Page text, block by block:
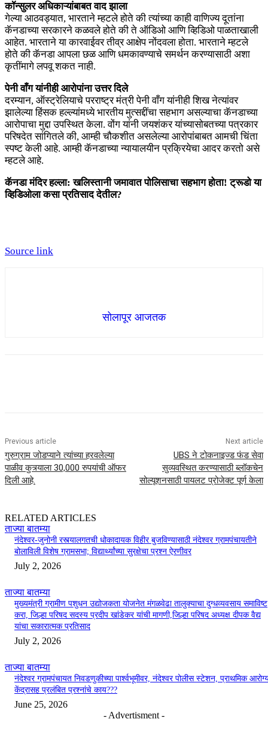
कॉन्सुलर अधिकाऱ्यांबाबत वाद झाला
गेल्या आठवड्यात, भारताने म्हटले होते की त्यांच्या काही वाणिज्य दूतांना
कॅनडाच्या सरकारने कळवले होते की ते ऑडिओ आणि व्हिडिओ पाळताखाली
आहेत. भारताने या कारवाईवर तीव्र आक्षेप नोंदवला होता. भारताने म्हटले
होते की कॅनडा आपला छळ आणि धमकावण्याचे समर्थन करण्यासाठी अशा
कृतींमागे लपवू शकत नाही.
पेनी वाँग यांनीही आरोपांना उत्तर दिले
दरम्यान, ऑस्ट्रेलियाचे परराष्ट्र मंत्री पेनी वाँग यांनीही शिख नेत्यांवर
झालेल्या हिंसक हल्ल्यांमध्ये भारतीय मुत्सद्दींचा सहभाग असल्याचा कॅनडाच्या
आरोपाचा मुद्दा उपस्थित केला. वोंग यांनी जयशंकर यांच्यासोबतच्या पत्रकार
परिषदेत सांगितले की, आम्ही चौकशीत असलेल्या आरोपांबाबत आमची चिंता
स्पष्ट केली आहे. आम्ही कॅनडाच्या न्यायालयीन प्रक्रियेचा आदर करतो असे
म्हटले आहे.
कॅनडा मंदिर हल्ला: खलिस्तानी जमावात पोलिसाचा सहभाग होता! ट्रूडो या
व्हिडिओला कसा प्रतिसाद देतील?
Source link
सोलापूर आजतक
Previous article
गुरुग्राम जोडप्याने त्यांच्या हरवलेल्या
पाळीव कुत्र्याला 30,000 रुपयांची ऑफर
दिली आहे.
Next article
UBS ने टोकनाइज्ड फंड सेवा
सुव्यवस्थित करण्यासाठी ब्लॉकचेन
सोल्यूशनसाठी पायलट प्रोजेक्ट पूर्ण केला
RELATED ARTICLES
ताज्या बातम्या
नंदेश्वर-जुनोनी रस्त्यालगतची धोकादायक विहीर बुजविण्यासाठी नंदेश्वर ग्रामपंचायतीने
बोलाविली विशेष ग्रामसभा; विद्यार्थ्यांच्या सुरक्षेचा प्रश्न ऐरणीवर
July 2, 2026
ताज्या बातम्या
मुख्यमंत्री ग्रामीण पशुधन उद्योजकता योजनेत मंगळवेढा तालुक्याचा दुग्धव्यवसाय समाविष्ट
करा, जिल्हा परिषद सदस्य प्रदीप खांडेकर यांची मागणी,जिल्हा परिषद अध्यक्ष दीपक वैद्य
यांचा सकारात्मक प्रतिसाद
July 2, 2026
ताज्या बातम्या
नंदेश्वर ग्रामपंचायत निवडणुकीच्या पार्श्वभूमीवर, नंदेश्वर पोलीस स्टेशन, प्राथमिक
केंद्रासह प्रलंबित प्रश्नांचे काय???
June 25, 2026
- Advertisment -